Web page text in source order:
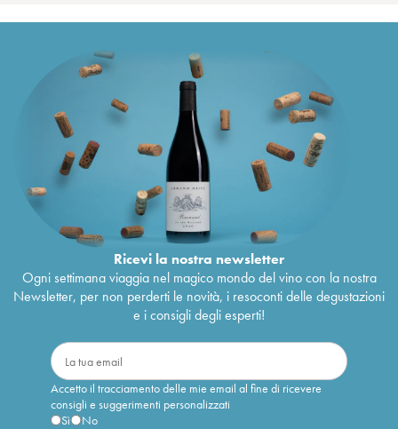
Ricevi la nostra newsletter
Ogni settimana viaggia nel magico mondo del vino con la nostra
Newsletter, per non perderti le novità, i resoconti delle degustazioni
e i consigli degli esperti!
Accetto il tracciamento delle mie email al fine di ricevere
consigli e suggerimenti personalizzati
Sì
No